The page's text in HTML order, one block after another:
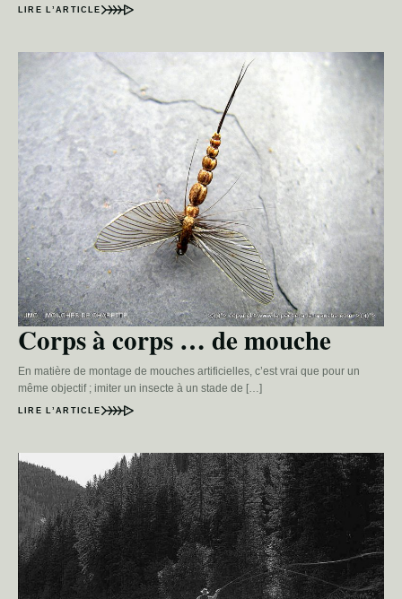
LIRE L’ARTICLE
Corps à corps … de mouche
En matière de montage de mouches artificielles, c’est vrai que pour un
même objectif ; imiter un insecte à un stade de […]
LIRE L’ARTICLE